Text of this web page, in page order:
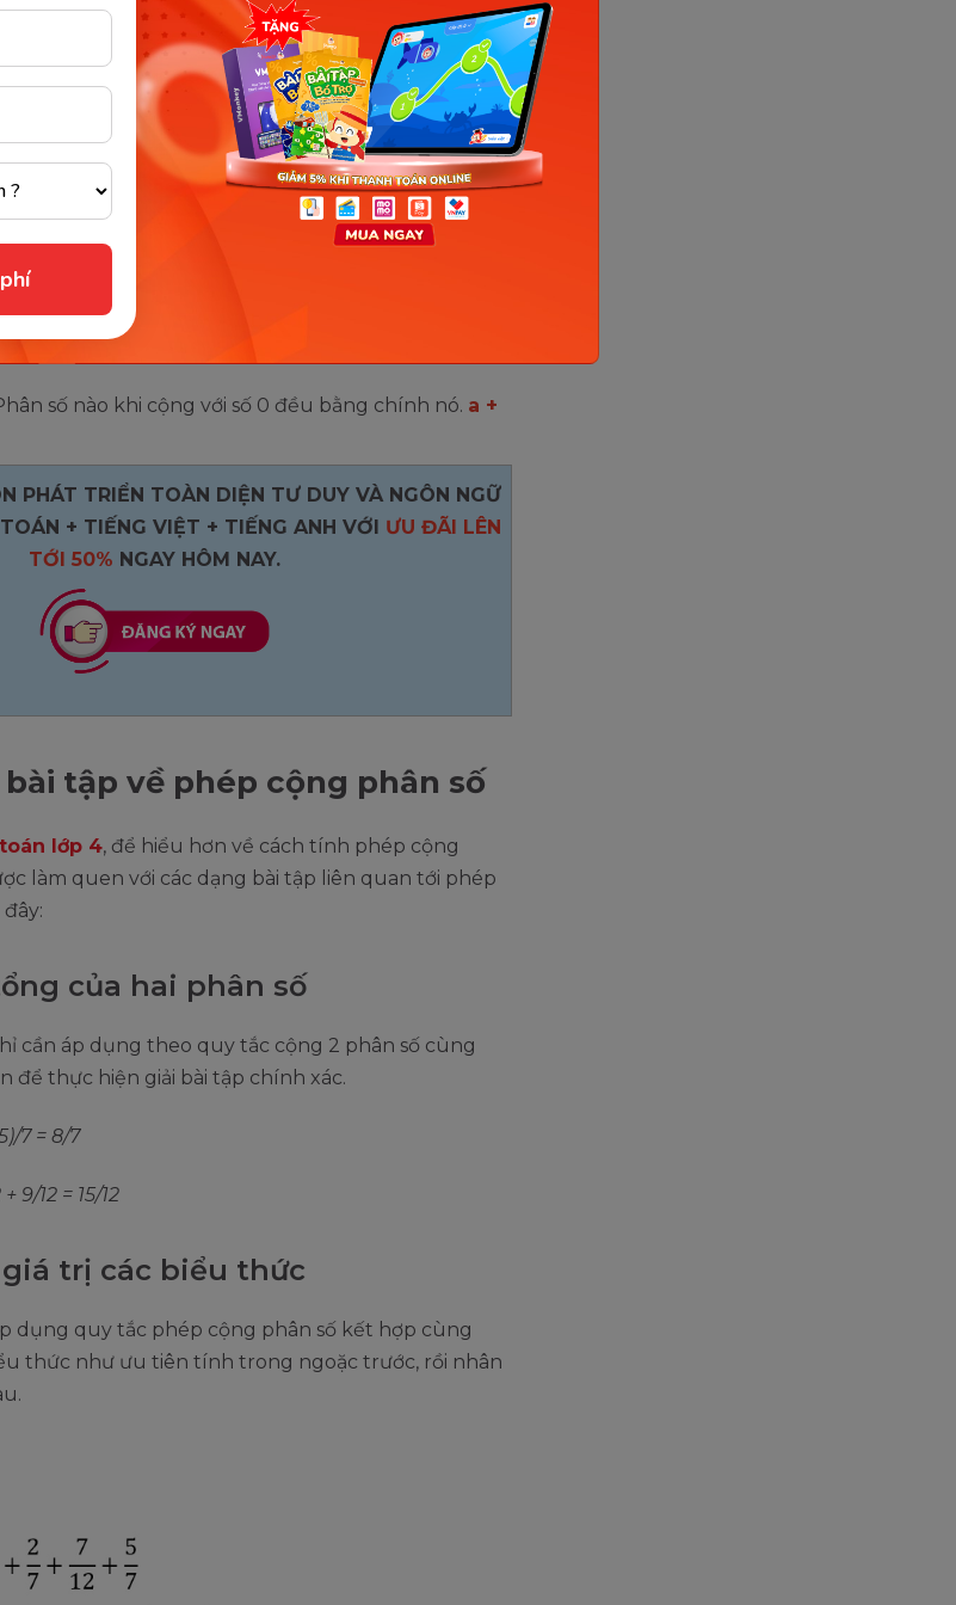
của phép cộng hai phân số
của 2 phân số cũng sẽ có những tính chất tương tự
như sau:
Khi đổi chỗ các phân số trong một tổng thì kết
Khi cộng một tổng 2 phân số với phân số thứ 3, ta
số thứ nhất với tổng hai phân số còn lại.
số nào khi cộng với số 0 đều bằng chính nó. a +
PHÁT TRIỂN TOÀN DIỆN TƯ DUY VÀ NGÔN NGỮ
+ TIẾNG VIỆT + TIẾNG ANH VỚI ƯU ĐÃI LÊN
TỚI 50% NGAY HÔM NAY.
tập về phép cộng phân số
lớp 4, để hiểu hơn về cách tính phép cộng
làm quen với các dạng bài tập liên quan tới phép
của hai phân số
cần áp dụng theo quy tắc cộng 2 phân số cùng
để thực hiện giải bài tập chính xác.
7 = 8/7
9/12 = 15/12
trị các biểu thức
dụng quy tắc phép cộng phân số kết hợp cùng
thức như ưu tiên tính trong ngoặc trước, rồi nhân